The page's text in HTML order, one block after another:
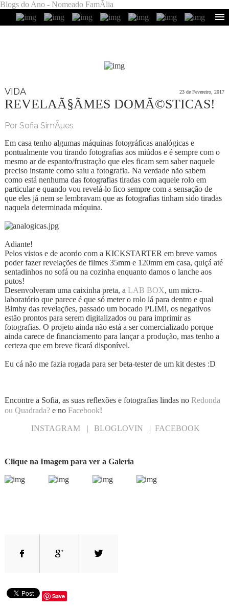
Blogs do Ano - Nomeado FamÃ­lia
VIDA 23 de Fevereiro, 2017
REVELAÃ§ÃΜES DOMÃ©STICAS!
Por Sofia SimÃµes
Em casa tenho algumas máquinas fotográficas analógicas e
pontualmente vou tirando fotografias aos miúdos e é sempre com o
mesmo ar de espanto/frustração que eles ficam sem saber naquele
preciso instante como saiu a fotografia. Na verdade não sabem
como está nenhuma das fotografias tiradas com aquele rolo em
particular e quando vou revelá-lo fico sempre com a sensação de
que eles já nem se lembravam que as fotografias tinham sido tiradas
naquela determinada máquina.
Adiante!
Pelos vistos e de acordo com a KICKSTARTER em breve vamos
poder fazer revelações de filmes 35mm e 120mm em casa, quiçá até
sentadinhos no sofá ou na cozinha enquanto damos o lanche aos
putos!
Desenvolveram uma caixinha preta, a LAB BOX, um micro-
laboratório que parece é que só meter o rolo lá para dentro e qual
Bimby das revelações, passado um bocado PLIM!, os negativos
estão prontos para serem digitalizados ou para imprimir as
fotografias. O projeto ainda não está a ser comercializado porque
ainda carece de financiamento para lançar a produção, mas tenho a
certeza que em breve ficará disponível.
Eu cá não me fazia rogada para ser beta-tester de um kit destes :D
Encontre a Sofia, as suas reflexões e fotografias lindas no Redonda
ou Quadrada?e noFacebook!
INSTAGRAM| BLOGLOVIN | FACEBOOK
Clique na Imagem para ver a Galeria
Save